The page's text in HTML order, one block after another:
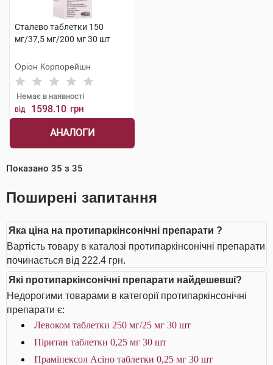
Сталево таблетки 150
мг/37,5 мг/200 мг 30 шт
Оріон Корпорейшн
Немає в наявності
від 1598.10 грн
АНАЛОГИ
Показано 35 з 35
Поширені запитання
Яка ціна на протипаркінсонічні препарати ?
Вартість товару в каталозі протипаркінсонічні препарати
починається від 222.4 грн.
Які протипаркінсонічні препарати найдешевші?
Недорогими товарами в категорії протипаркінсонічні
препарати є:
Левоком таблетки 250 мг/25 мг 30 шт
Піритан таблетки 0,25 мг 30 шт
Праміпексол Асіно таблетки 0,25 мг 30 шт